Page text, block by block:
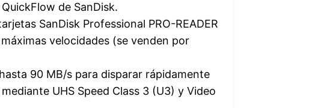
de SanDisk.
SanDisk Professional PRO-READER
velocidades (se venden por
90 MB/s para disparar rápidamente
UHS Speed Class 3 (U3) y Video